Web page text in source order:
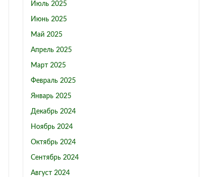
Июль 2025
Июнь 2025
Май 2025
Апрель 2025
Март 2025
Февраль 2025
Январь 2025
Декабрь 2024
Ноябрь 2024
Октябрь 2024
Сентябрь 2024
Август 2024